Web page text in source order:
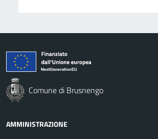
Comune di Brusnengo
AMMINISTRAZIONE